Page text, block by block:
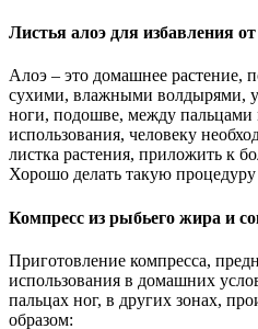
Листья алоэ для избавления
Алоэ – это домашнее растение,
сухими, влажными волдырями,
ноги, подошве, между пальцами
использования, человеку
листка растения, приложить к
Хорошо делать такую
Компресс из рыбьего жира и
Приготовление компресса,
использования в домашних
пальцах ног, в других зонах,
образом: